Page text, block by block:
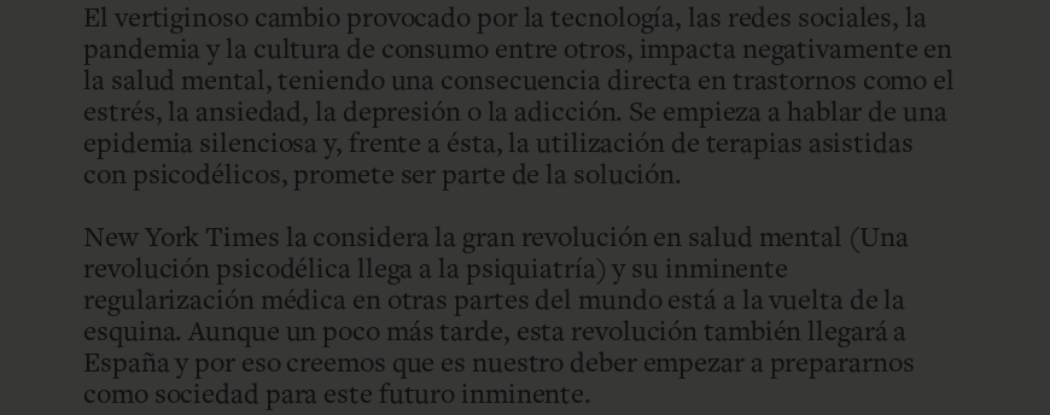
El vertiginoso cambio provocado por la tecnología, las redes sociales, la
pandemia y la cultura de consumo entre otros, impacta negativamente en
la salud mental, teniendo una consecuencia directa en trastornos como el
estrés, la ansiedad, la depresión o la adicción. Se empieza a hablar de una
epidemia silenciosa y, frente a ésta, la utilización de terapias asistidas
con psicodélicos, promete ser parte de la solución.
New York Times la considera la gran revolución en salud mental (Una
revolución psicodélica llega a la psiquiatría) y su inminente
regularización médica en otras partes del mundo está a la vuelta de la
esquina. Aunque un poco más tarde, esta revolución también llegará a
España y por eso creemos que es nuestro deber empezar a prepararnos
como sociedad para este futuro inminente.